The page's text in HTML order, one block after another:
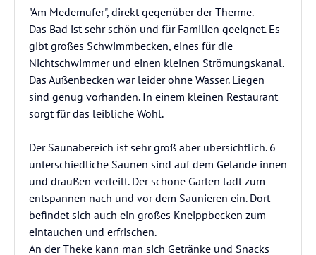
"Am Medemufer", direkt gegenüber der Therme.
Das Bad ist sehr schön und für Familien geeignet. Es
gibt großes Schwimmbecken, eines für die
Nichtschwimmer und einen kleinen Strömungskanal.
Das Außenbecken war leider ohne Wasser. Liegen
sind genug vorhanden. In einem kleinen Restaurant
sorgt für das leibliche Wohl.
Der Saunabereich ist sehr groß aber übersichtlich. 6
unterschiedliche Saunen sind auf dem Gelände innen
und draußen verteilt. Der schöne Garten lädt zum
entspannen nach und vor dem Saunieren ein. Dort
befindet sich auch ein großes Kneippbecken zum
eintauchen und erfrischen.
An der Theke kann man sich Getränke und Snacks